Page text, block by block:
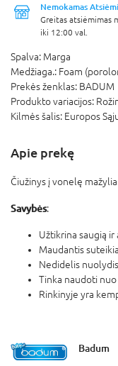
Nemokamas
Greitas atsiėmimas
iki 12:00 val.
Spalva: Marga
Medžiaga.: Foam
Prekės ženklas: BADUM
Produkto variacijos:
Kilmės šalis: Europos
Apie prekę
Čiužinys į vonelę
Savybės:
Užtikrina saugią
Maudantis
Nedidelis
Tinka naudoti
Rinkinyje yra
Badum